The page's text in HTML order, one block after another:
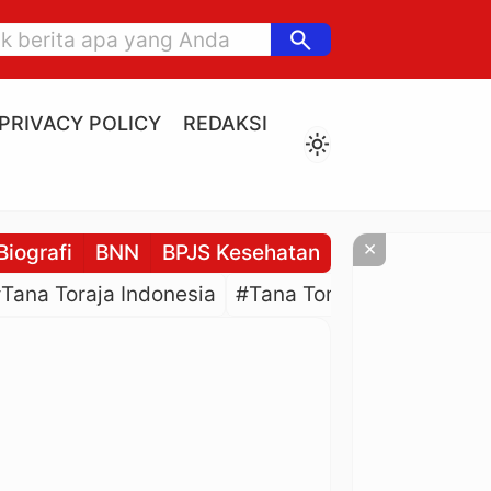
search
PRIVACY POLICY
REDAKSI
light_mode
BNN BPJS Kesehatan BPJS
Toraja Indonesia #Tana Toraja Culture
×